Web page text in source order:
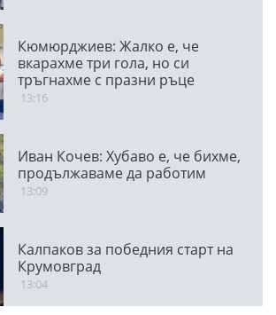
Кюмюрджиев: Жалко е, че
вкарахме три гола, но си
тръгнахме с празни ръце
13:16
Иван Кочев: Хубаво е, че бихме,
продължаваме да работим
13:09
Калпаков за победния старт на
Крумовград
13:04